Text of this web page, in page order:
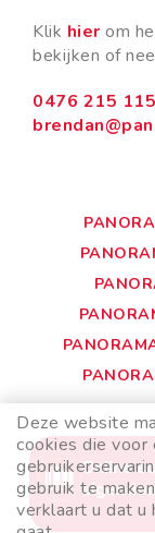
Klik hier om
bekijken of
0476 215 115
Deze website
cookies die voor
gebruik te
verklaart u dat u